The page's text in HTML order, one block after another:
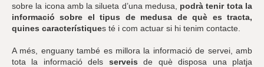
sobre la icona amb la silueta d’una medusa,
podrà tenir tota la
informació sobre el tipus de medusa de què es tracta,
quines característiques té i com actuar si hi tenim contacte.
A més, enguany també es millora la informació de servei, amb
tota la informació dels serveis de què disposa una platja